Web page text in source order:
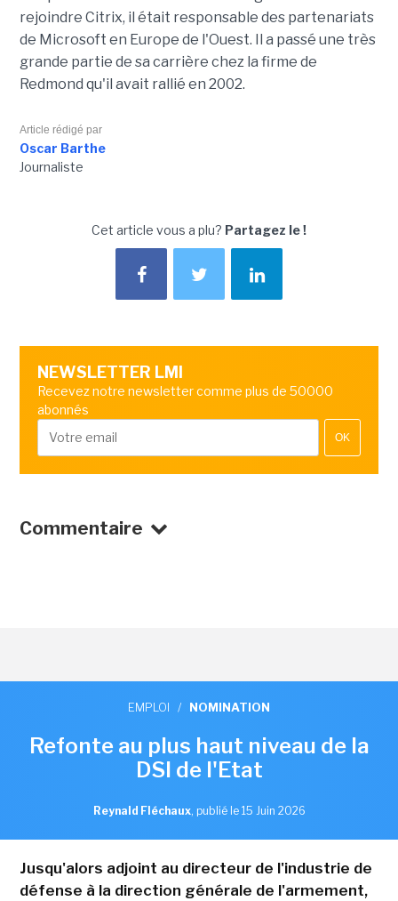
rejoindre Citrix, il était responsable des partenariats
de Microsoft en Europe de l'Ouest. Il a passé une très
grande partie de sa carrière chez la firme de
Redmond qu'il avait rallié en 2002.
Article rédigé par
Oscar Barthe
Journaliste
Cet article vous a plu? Partagez le !
NEWSLETTER LMI
Recevez notre newsletter comme plus de 50000
abonnés
OK
Commentaire
EMPLOI / NOMINATION
Refonte au plus haut niveau de la
DSI de l'Etat
Reynald Fléchaux, publié le 15 Juin 2026
Jusqu'alors adjoint au directeur de l'industrie de
défense à la direction générale de l'armement,